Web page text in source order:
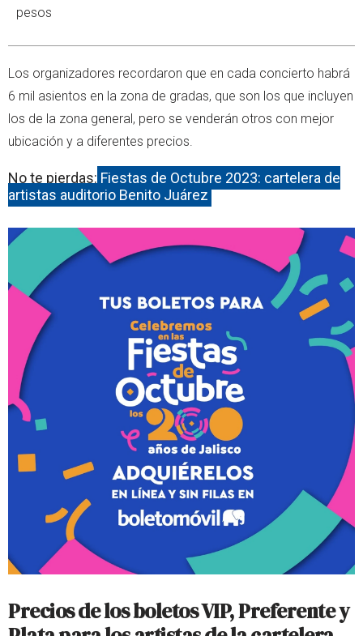
pesos
Los organizadores recordaron que en cada concierto habrá
6 mil asientos en la zona de gradas, que son los que incluyen
los de la zona general, pero se venderán otros con mejor
ubicación y a diferentes precios.
No te pierdas: Fiestas de Octubre 2023: cartelera de
artistas auditorio Benito Juárez
Precios de los boletos VIP, Preferente y